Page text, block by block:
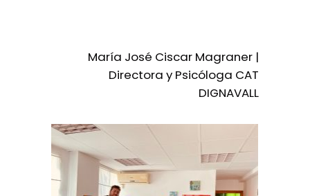
María José Ciscar Magraner |
Directora y Psicóloga CAT
DIGNAVALL